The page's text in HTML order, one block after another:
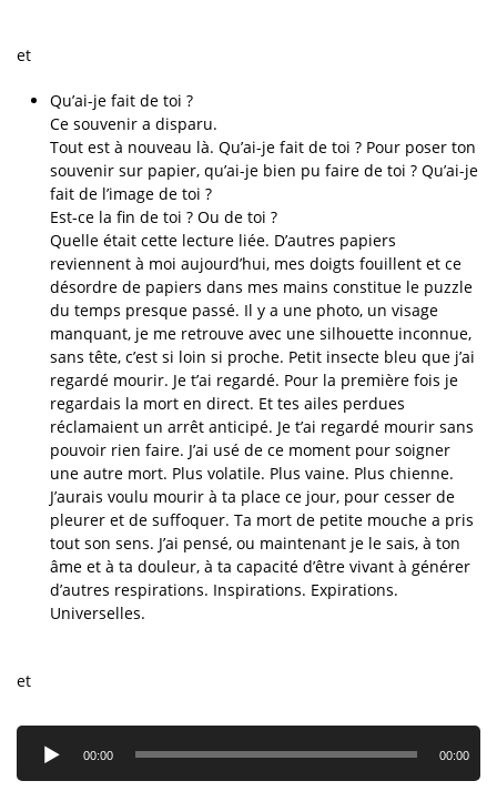
et
Qu’ai-je fait de toi ?
Ce souvenir a disparu.
Tout est à nouveau là. Qu’ai-je fait de toi ? Pour poser ton
souvenir sur papier, qu’ai-je bien pu faire de toi ? Qu’ai-je
fait de l’image de toi ?
Est-ce la fin de toi ? Ou de toi ?
Quelle était cette lecture liée. D’autres papiers
reviennent à moi aujourd’hui, mes doigts fouillent et ce
désordre de papiers dans mes mains constitue le puzzle
du temps presque passé. Il y a une photo, un visage
manquant, je me retrouve avec une silhouette inconnue,
sans tête, c’est si loin si proche. Petit insecte bleu que j’ai
regardé mourir. Je t’ai regardé. Pour la première fois je
regardais la mort en direct. Et tes ailes perdues
réclamaient un arrêt anticipé. Je t’ai regardé mourir sans
pouvoir rien faire. J’ai usé de ce moment pour soigner
une autre mort. Plus volatile. Plus vaine. Plus chienne.
J’aurais voulu mourir à ta place ce jour, pour cesser de
pleurer et de suffoquer. Ta mort de petite mouche a pris
tout son sens. J’ai pensé, ou maintenant je le sais, à ton
âme et à ta douleur, à ta capacité d’être vivant à générer
d’autres respirations. Inspirations. Expirations.
Universelles.
et
Lecteur
audio
00:00 00:00